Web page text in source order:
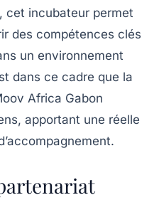
cet incubateur permet
des compétences clés
un environnement
dans ce cadre que la
Africa Gabon
apportant une réelle